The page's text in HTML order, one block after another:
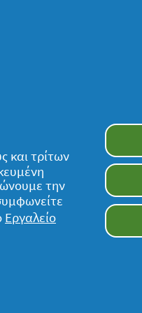
και τρίτων
την
Εργαλείο